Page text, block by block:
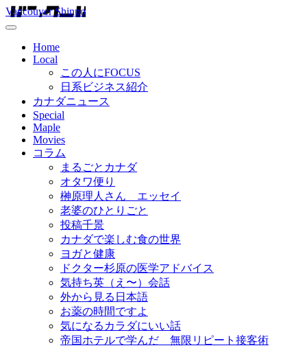
Vancouver Shinpo
Home
Local
この人にFOCUS
日系ビジネス紹介
カナダニュース
Special
Maple
Movies
コラム
まるごとカナダ
オタワ便り
榊原理人さん エッセイ
老婆のひとりごと
投稿千景
カナダで楽しむ食の世界
ヨガと健康
ドクター杉原の医学アドバイス
気持ち英（え〜）会話
外から見る日本語
お薬の時間ですよ
気になるカラダにいい話
帝国ホテルで学んだ 無限リピート接客術